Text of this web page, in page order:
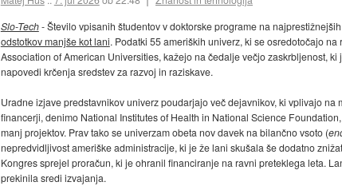
Slo-Tech- Število vpisanih študentov v doktorske programe na
odstotkov manjše kot lani. Podatki 55 ameriških univerz, ki se osredotočajo
Association of American Universities, kažejo na čedalje večjo zaskrbljenost,
napovedi krčenja sredstev za razvoj in raziskave.
Uradne izjave predstavnikov univerz poudarjajo več dejavnikov, ki vplivajo na
financerji, denimo National Institutes of Health in National Science
manj projektov. Prav tako se univerzam obeta nov davek na bilančno vsoto (
nepredvidljivost ameriške administracije, ki je že lani skušala še dodatno
Kongres sprejel proračun, ki je ohranil financiranje na ravni preteklega leta.
prekinila sredi izvajanja.